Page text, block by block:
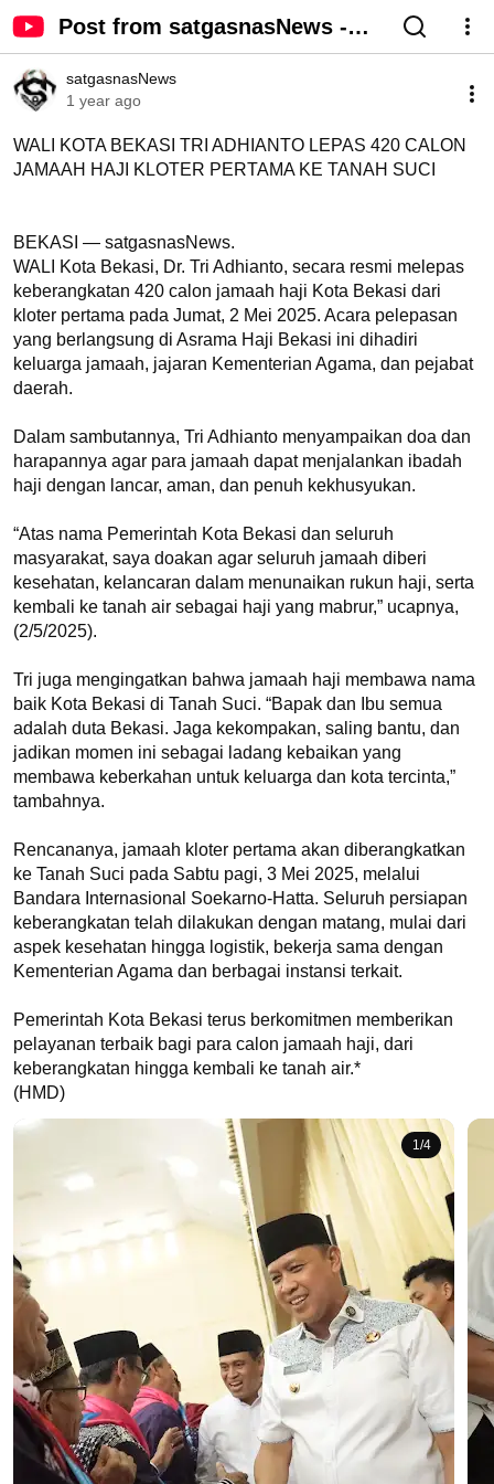
Post from satgasnasNews -
YouTube
satgasnasNews
1 year ago
WALI KOTA BEKASI TRI ADHIANTO LEPAS 420 CALON
JAMAAH HAJI KLOTER PERTAMA KE TANAH SUCI
BEKASI — satgasnasNews.
WALI Kota Bekasi, Dr. Tri Adhianto, secara resmi melepas
keberangkatan 420 calon jamaah haji Kota Bekasi dari
kloter pertama pada Jumat, 2 Mei 2025. Acara pelepasan
yang berlangsung di Asrama Haji Bekasi ini dihadiri
keluarga jamaah, jajaran Kementerian Agama, dan pejabat
daerah.
Dalam sambutannya, Tri Adhianto menyampaikan doa dan
harapannya agar para jamaah dapat menjalankan ibadah
haji dengan lancar, aman, dan penuh kekhusyukan.
“Atas nama Pemerintah Kota Bekasi dan seluruh
masyarakat, saya doakan agar seluruh jamaah diberi
kesehatan, kelancaran dalam menunaikan rukun haji, serta
kembali ke tanah air sebagai haji yang mabrur,” ucapnya,
(2/5/2025).
Tri juga mengingatkan bahwa jamaah haji membawa nama
baik Kota Bekasi di Tanah Suci. “Bapak dan Ibu semua
adalah duta Bekasi. Jaga kekompakan, saling bantu, dan
jadikan momen ini sebagai ladang kebaikan yang
membawa keberkahan untuk keluarga dan kota tercinta,”
tambahnya.
Rencananya, jamaah kloter pertama akan diberangkatkan
ke Tanah Suci pada Sabtu pagi, 3 Mei 2025, melalui
Bandara Internasional Soekarno-Hatta. Seluruh persiapan
keberangkatan telah dilakukan dengan matang, mulai dari
aspek kesehatan hingga logistik, bekerja sama dengan
Kementerian Agama dan berbagai instansi terkait.
Pemerintah Kota Bekasi terus berkomitmen memberikan
pelayanan terbaik bagi para calon jamaah haji, dari
keberangkatan hingga kembali ke tanah air.*
(HMD)
1/4